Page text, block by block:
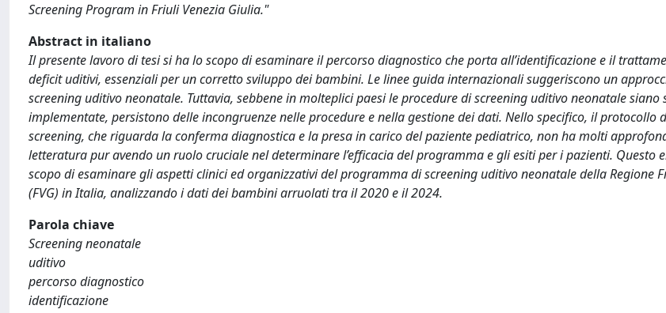
Screening Program in Friuli Venezia Giulia."
Abstract in italiano
Il presente lavoro di tesi si ha lo scopo di esaminare il percorso diagnostico che porta all’identificazione e il
deficit uditivi, essenziali per un corretto sviluppo dei bambini. Le linee guida internazionali suggeriscono un
screening uditivo neonatale. Tuttavia, sebbene in molteplici paesi le procedure di screening uditivo neonatale siano
implementate, persistono delle incongruenze nelle procedure e nella gestione dei dati. Nello specifico, il protocollo
screening, che riguarda la conferma diagnostica e la presa in carico del paziente pediatrico, non ha molti
letteratura pur avendo un ruolo cruciale nel determinare l’efficacia del programma e gli esiti per i pazienti. Questo
scopo di esaminare gli aspetti clinici ed organizzativi del programma di screening uditivo neonatale della Regione
(FVG) in Italia, analizzando i dati dei bambini arruolati tra il 2020 e il 2024.
Parola chiave
Screening neonatale
uditivo
percorso diagnostico
identificazione